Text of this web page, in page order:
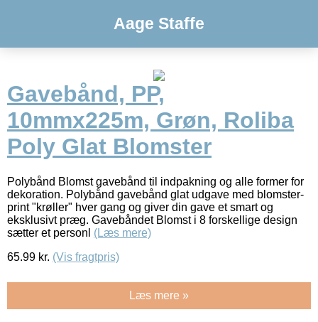
Aage Staffe
Gavebånd, PP,
10mmx225m, Grøn, Roliba
Poly Glat Blomster
Polybånd Blomst gavebånd til indpakning og alle former for
dekoration. Polybånd gavebånd glat udgave med blomster-
print "krøller" hver gang og giver din gave et smart og
eksklusivt præg. Gavebåndet Blomst i 8 forskellige design
sætter et personl (Læs mere)
65.99 kr. (Vis fragtpris)
Læs mere »